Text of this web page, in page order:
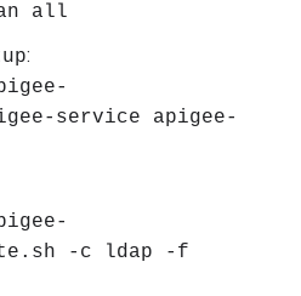
all
:
service apigee-
-c ldap -f